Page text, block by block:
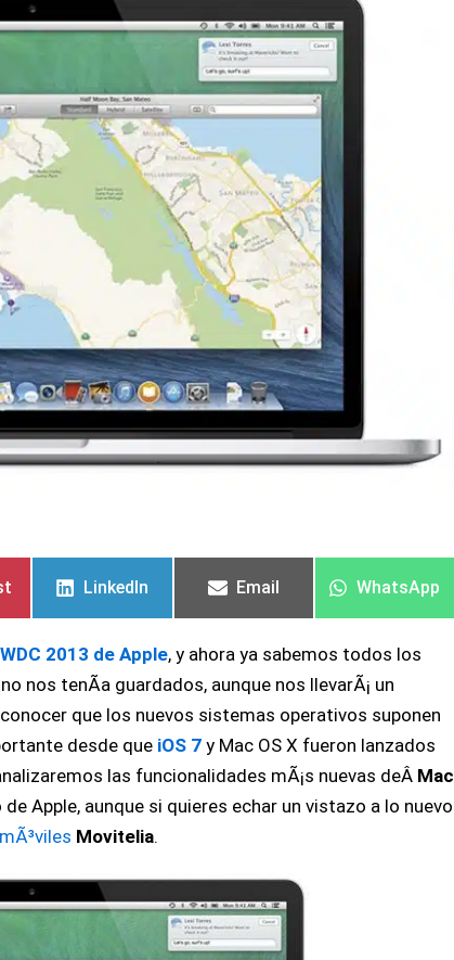
en
LinkedIn
en
Email
en
WhatsApp
2013 de Apple, y ahora ya sabemos todos los
nos tenÃ­a guardados, aunque nos llevarÃ¡ un
que los nuevos sistemas operativos suponen
desde que iOS 7 y Mac OS X fueron lanzados
las funcionalidades mÃ¡s nuevas deÂ Mac
Apple, aunque si quieres echar un vistazo a lo nuevo
Movitelia.
en
en
en